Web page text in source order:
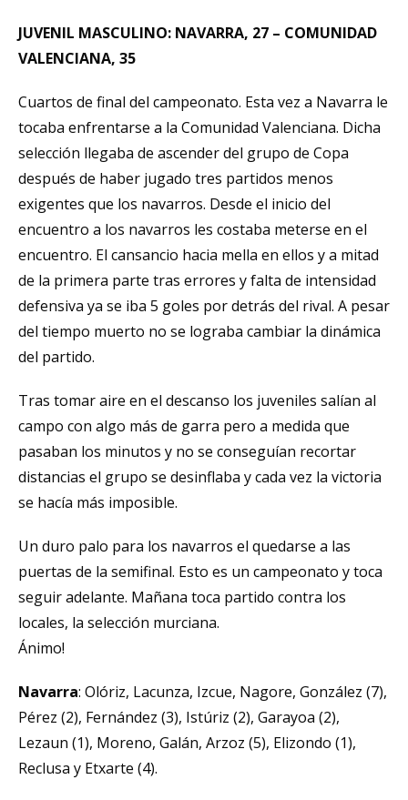
JUVENIL MASCULINO: NAVARRA, 27 – COMUNIDAD
VALENCIANA, 35
Cuartos de final del campeonato. Esta vez a Navarra le
tocaba enfrentarse a la Comunidad Valenciana. Dicha
selección llegaba de ascender del grupo de Copa
después de haber jugado tres partidos menos
exigentes que los navarros. Desde el inicio del
encuentro a los navarros les costaba meterse en el
encuentro. El cansancio hacia mella en ellos y a mitad
de la primera parte tras errores y falta de intensidad
defensiva ya se iba 5 goles por detrás del rival. A pesar
del tiempo muerto no se lograba cambiar la dinámica
del partido.
Tras tomar aire en el descanso los juveniles salían al
campo con algo más de garra pero a medida que
pasaban los minutos y no se conseguían recortar
distancias el grupo se desinflaba y cada vez la victoria
se hacía más imposible.
Un duro palo para los navarros el quedarse a las
puertas de la semifinal. Esto es un campeonato y toca
seguir adelante. Mañana toca partido contra los
locales, la selección murciana.
Ánimo!
Navarra: Olóriz, Lacunza, Izcue, Nagore, González (7),
Pérez (2), Fernández (3), Istúriz (2), Garayoa (2),
Lezaun (1), Moreno, Galán, Arzoz (5), Elizondo (1),
Reclusa y Etxarte (4).